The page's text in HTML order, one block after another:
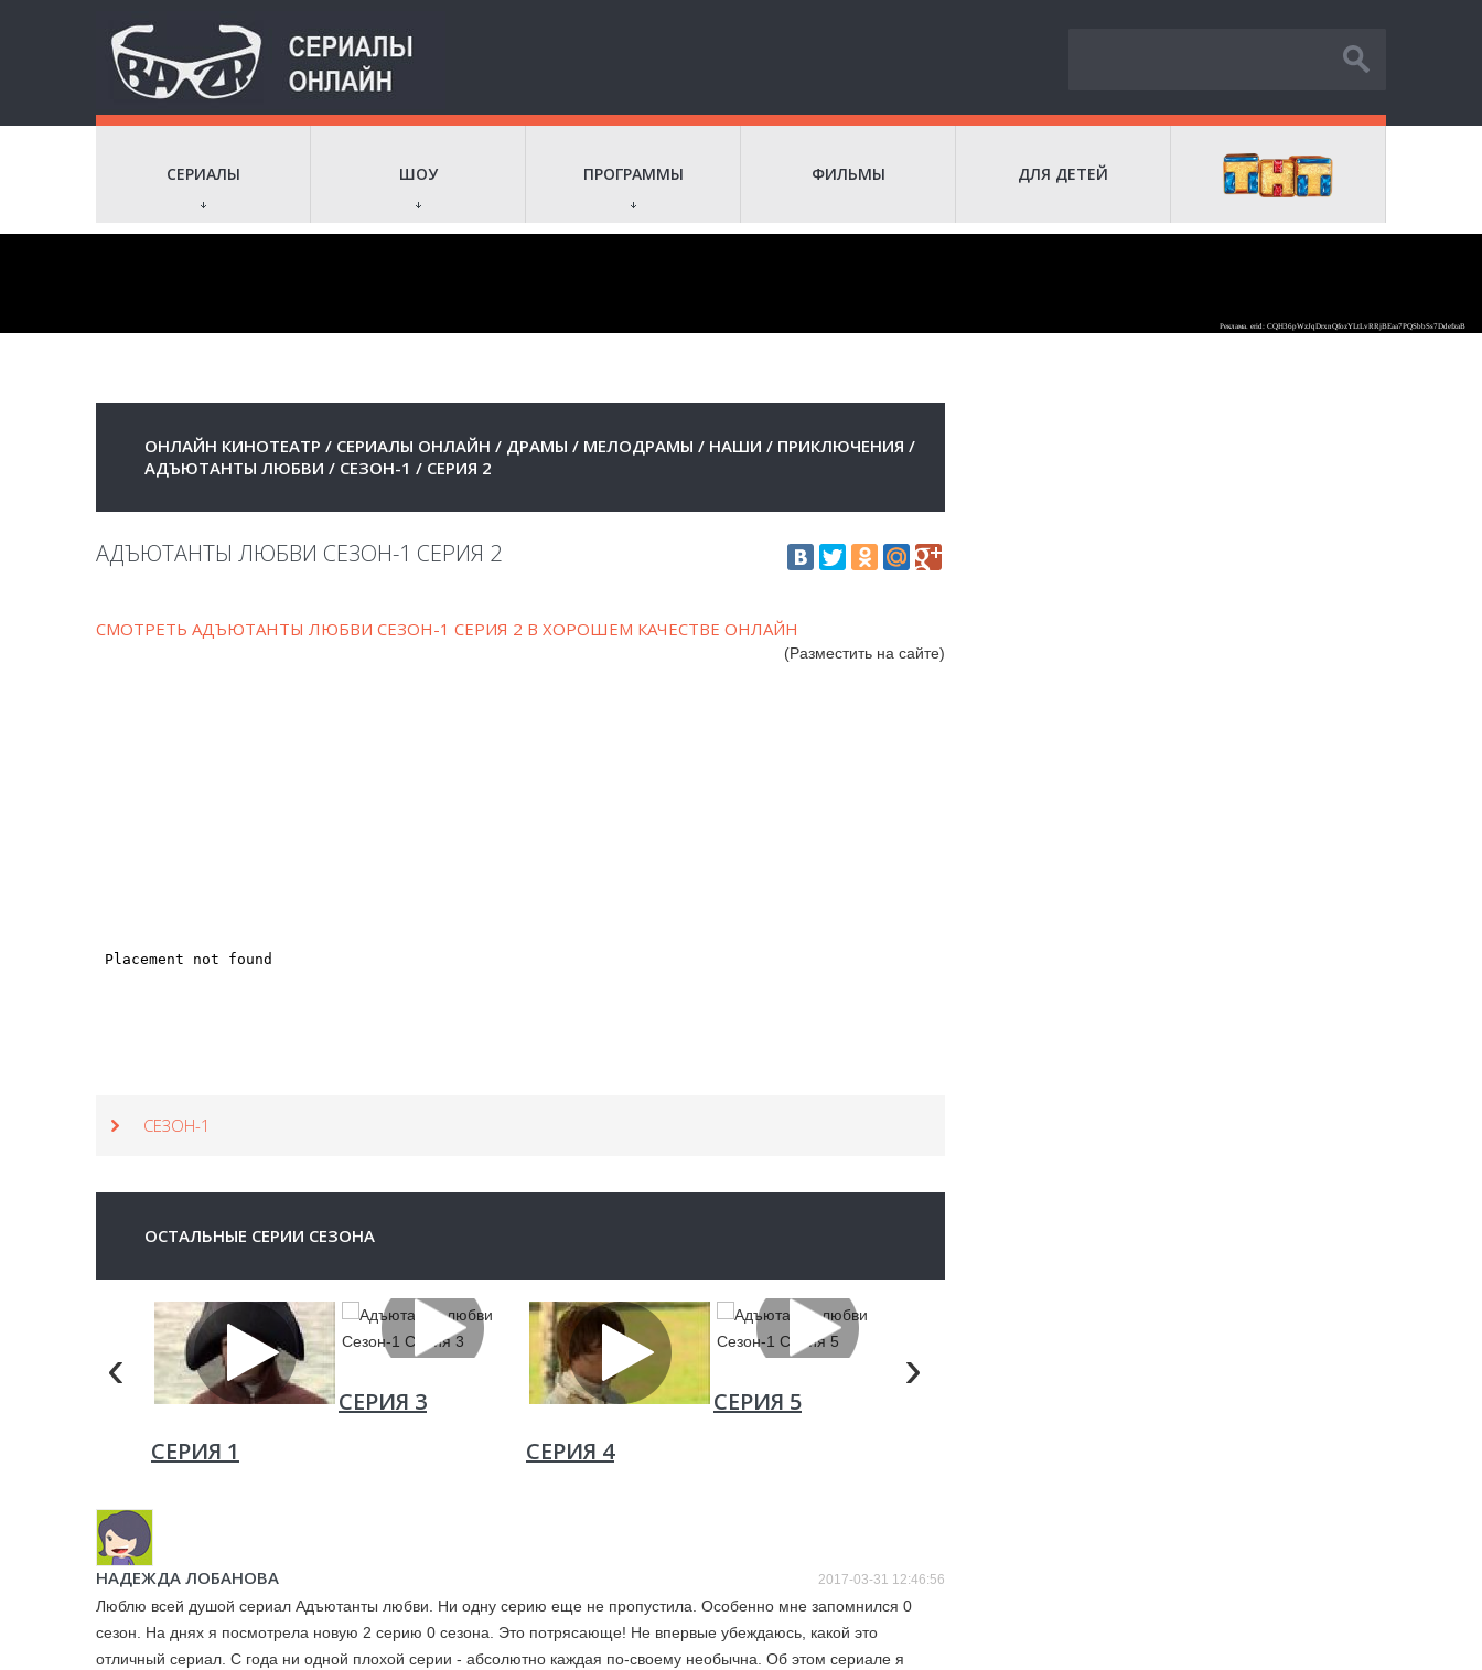
СЕРИАЛЫ ШОУ ПРОГРАММЫ ФИЛЬМЫ ДЛЯ ДЕТЕЙ
ОНЛАЙН КИНОТЕАТР / СЕРИАЛЫ ОНЛАЙН / ДРАМЫ / МЕЛОДРАМЫ / НАШИ / ПРИКЛЮЧЕНИЯ /
АДЪЮТАНТЫ ЛЮБВИ / СЕЗОН-1 / СЕРИЯ 2
АДЪЮТАНТЫ ЛЮБВИ СЕЗОН-1 СЕРИЯ 2
СМОТРЕТЬ АДЪЮТАНТЫ ЛЮБВИ СЕЗОН-1 СЕРИЯ 2 В ХОРОШЕМ КАЧЕСТВЕ ОНЛАЙН
(Разместить на сайте)
СЕЗОН-1
ОСТАЛЬНЫЕ СЕРИИ СЕЗОНА
СЕРИЯ 1
СЕРИЯ 3
СЕРИЯ 4
СЕРИЯ 5
‹ ›
НАДЕЖДА ЛОБАНОВА 2017-03-31 12:46:56
Люблю всей душой сериал Адъютанты любви. Ни одну серию еще не пропустила. Особенно мне запомнился 0
сезон. На днях я посмотрела новую 2 серию 0 сезона. Это потрясающе! Не впервые убеждаюсь, какой это
отличный сериал. С года ни одной плохой серии - абсолютно каждая по-своему необычна. Об этом сериале я